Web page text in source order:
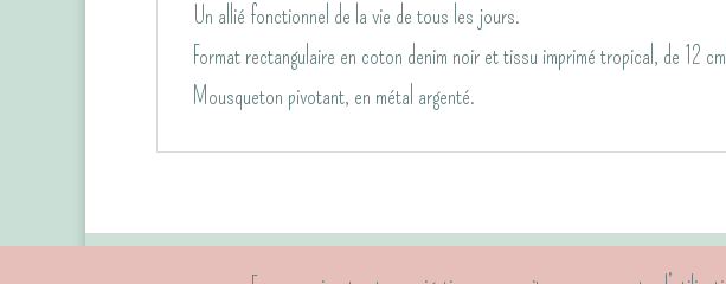
Un allié fonctionnel de la vie de tous les jours.
Format rectangulaire en coton denim noir et tissu imprimé tropical, de 12
Mousqueton pivotant, en métal argenté.
Abonnement newsletter